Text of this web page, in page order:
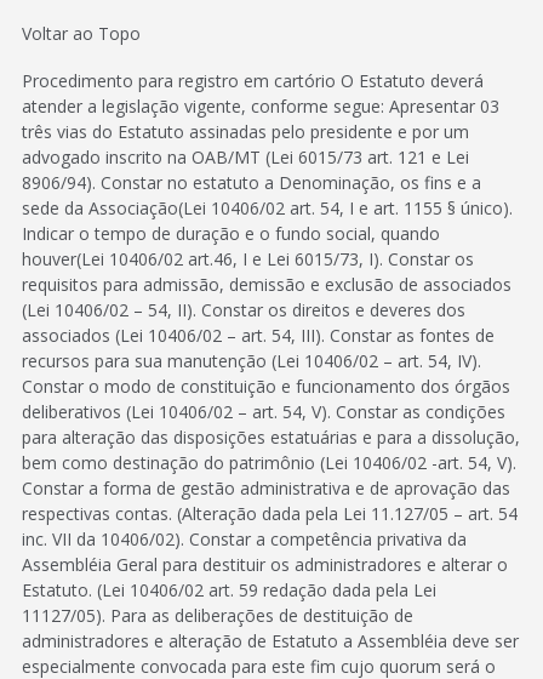
Voltar ao Topo
Procedimento para registro em cartório O Estatuto deverá
atender a legislação vigente, conforme segue: Apresentar 03
três vias do Estatuto assinadas pelo presidente e por um
advogado inscrito na OAB/MT (Lei 6015/73 art. 121 e Lei
8906/94). Constar no estatuto a Denominação, os fins e a
sede da Associação(Lei 10406/02 art. 54, I e art. 1155 § único).
Indicar o tempo de duração e o fundo social, quando
houver(Lei 10406/02 art.46, I e Lei 6015/73, I). Constar os
requisitos para admissão, demissão e exclusão de associados
(Lei 10406/02 – 54, II). Constar os direitos e deveres dos
associados (Lei 10406/02 – art. 54, III). Constar as fontes de
recursos para sua manutenção (Lei 10406/02 – art. 54, IV).
Constar o modo de constituição e funcionamento dos órgãos
deliberativos (Lei 10406/02 – art. 54, V). Constar as condições
para alteração das disposições estatuárias e para a dissolução,
bem como destinação do patrimônio (Lei 10406/02 -art. 54, V).
Constar a forma de gestão administrativa e de aprovação das
respectivas contas. (Alteração dada pela Lei 11.127/05 – art. 54
inc. VII da 10406/02). Constar a competência privativa da
Assembléia Geral para destituir os administradores e alterar o
Estatuto. (Lei 10406/02 art. 59 redação dada pela Lei
11127/05). Para as deliberações de destituição de
administradores e alteração de Estatuto a Assembléia deve ser
especialmente convocada para este fim cujo quorum será o